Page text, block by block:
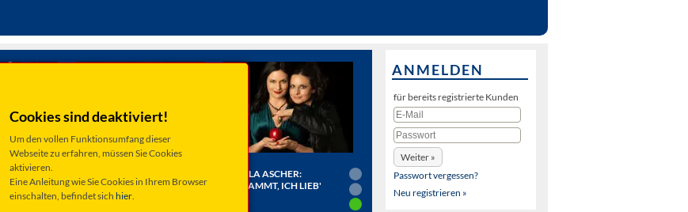
Cookies sind deaktiviert!
Um den vollen Funktionsumfang dieser
Webseite zu erfahren, müssen Sie Cookies
aktivieren.
Eine Anleitung wie Sie Cookies in Ihrem Browser
einschalten, befindet sich hier.
DAS JUBILÄUMSKONZERT
verschiedene Termine
ANGELA ASCHER:
VERDAMMT, ICH LIEB'
ANMELDEN
für bereits registrierte Kunden
Passwort vergessen?
Neu registrieren »